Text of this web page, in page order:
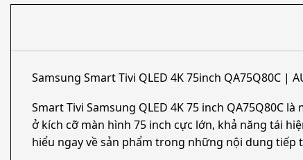
Samsung Smart Tivi QLED 4K 75inch QA75Q80C |
Smart Tivi Samsung QLED 4K 75 inch QA75Q80C
ở kích cỡ màn hình 75 inch cực lớn, khả năng tái
hiểu ngay về sản phẩm trong những nội dung tiếp